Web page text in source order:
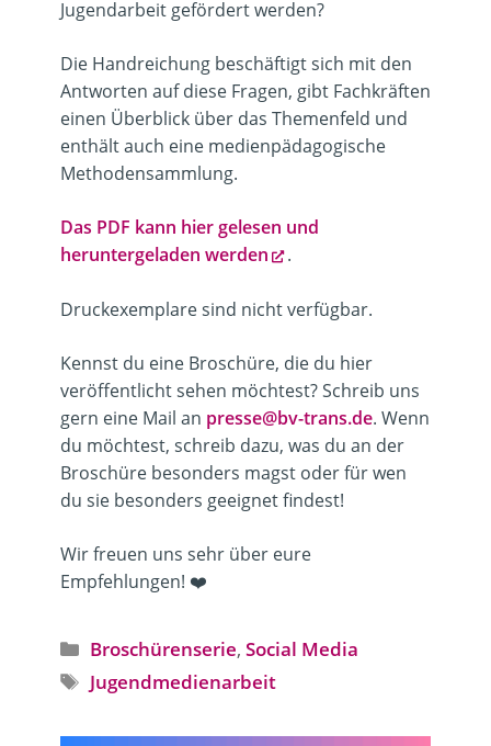
Jugendarbeit gefördert werden?
Die Handreichung beschäftigt sich mit den
Antworten auf diese Fragen, gibt Fachkräften
einen Überblick über das Themenfeld und
enthält auch eine medienpädagogische
Methodensammlung.
Das PDF kann hier gelesen und
heruntergeladen werden
.
Druckexemplare sind nicht verfügbar.
Kennst du eine Broschüre, die du hier
veröffentlicht sehen möchtest? Schreib uns
gern eine Mail an presse@bv-trans.de. Wenn
du möchtest, schreib dazu, was du an der
Broschüre besonders magst oder für wen
du sie besonders geeignet findest!
Wir freuen uns sehr über eure
Empfehlungen! ❤️
Kategorien
Broschürenserie,Social Media
Schlagwörter
Jugendmedienarbeit